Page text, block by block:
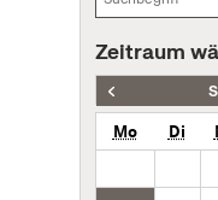
Zeitraum
Mo Di